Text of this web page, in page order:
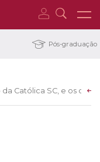
Pós-graduação
Católica SC, e os